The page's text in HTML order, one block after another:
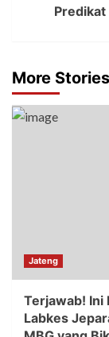
More Stories
Jateng
Terjawab! Ini
Labkes